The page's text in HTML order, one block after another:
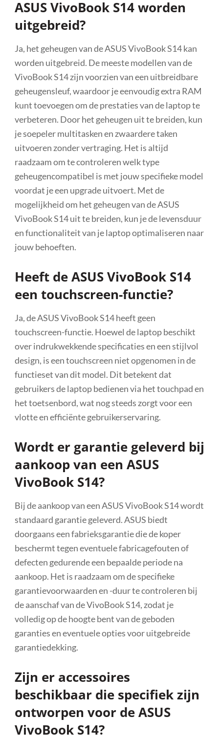
ASUS VivoBook S14 worden
uitgebreid?
Ja, het geheugen van de ASUS VivoBook S14 kan
worden uitgebreid. De meeste modellen van de
VivoBook S14 zijn voorzien van een uitbreidbare
geheugensleuf, waardoor je eenvoudig extra RAM
kunt toevoegen om de prestaties van de laptop te
verbeteren. Door het geheugen uit te breiden, kun
je soepeler multitasken en zwaardere taken
uitvoeren zonder vertraging. Het is altijd
raadzaam om te controleren welk type
geheugencompatibel is met jouw specifieke model
voordat je een upgrade uitvoert. Met de
mogelijkheid om het geheugen van de ASUS
VivoBook S14 uit te breiden, kun je de levensduur
en functionaliteit van je laptop optimaliseren naar
jouw behoeften.
Heeft de ASUS VivoBook S14
een touchscreen-functie?
Ja, de ASUS VivoBook S14 heeft geen
touchscreen-functie. Hoewel de laptop beschikt
over indrukwekkende specificaties en een stijlvol
design, is een touchscreen niet opgenomen in de
functieset van dit model. Dit betekent dat
gebruikers de laptop bedienen via het touchpad en
het toetsenbord, wat nog steeds zorgt voor een
vlotte en efficiënte gebruikerservaring.
Wordt er garantie geleverd bij
aankoop van een ASUS
VivoBook S14?
Bij de aankoop van een ASUS VivoBook S14 wordt
standaard garantie geleverd. ASUS biedt
doorgaans een fabrieksgarantie die de koper
beschermt tegen eventuele fabricagefouten of
defecten gedurende een bepaalde periode na
aankoop. Het is raadzaam om de specifieke
garantievoorwaarden en -duur te controleren bij
de aanschaf van de VivoBook S14, zodat je
volledig op de hoogte bent van de geboden
garanties en eventuele opties voor uitgebreide
garantiedekking.
Zijn er accessoires
beschikbaar die specifiek zijn
ontworpen voor de ASUS
VivoBook S14?